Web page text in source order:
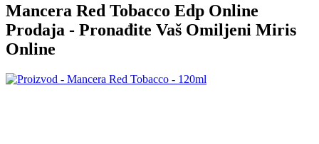
Mancera Red Tobacco Edp Online
Prodaja - Pronađite Vaš Omiljeni Miris
Online